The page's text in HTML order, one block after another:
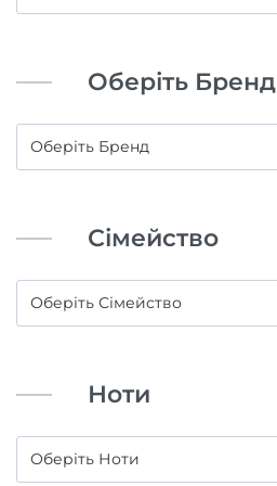
Оберіть Бренд
Сімейство
Ноти